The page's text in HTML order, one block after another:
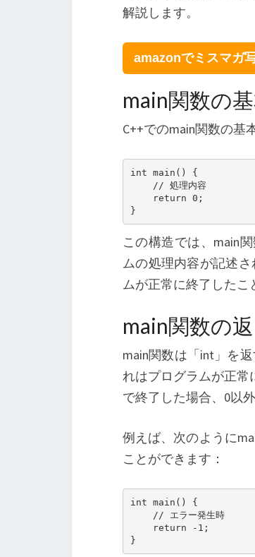
解説します。
amazonでミスマガ
main関数の
C++でのmain関数の基
int main() {
}
この構造では、main
ムの処理内容が記述
ムが正常に終了したこ
main関数の
main関数は「int」を
れはプログラムが正
で終了した場合、0以
例えば、次のように
ことができます：
int main() {
}